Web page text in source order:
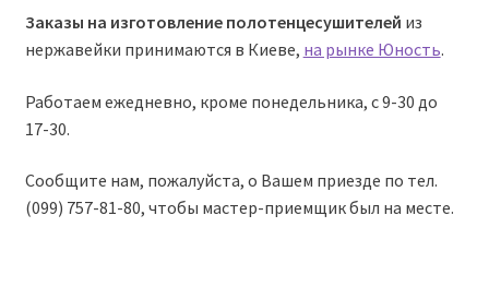
Заказы на изготовление полотенцесушителей из
нержавейки принимаются в Киеве, на рынке Юность.
Работаем ежедневно, кроме понедельника, с 9-30 до
17-30.
Сообщите нам, пожалуйста, о Вашем приезде по тел.
(099) 757-81-80, чтобы мастер-приемщик был на месте.